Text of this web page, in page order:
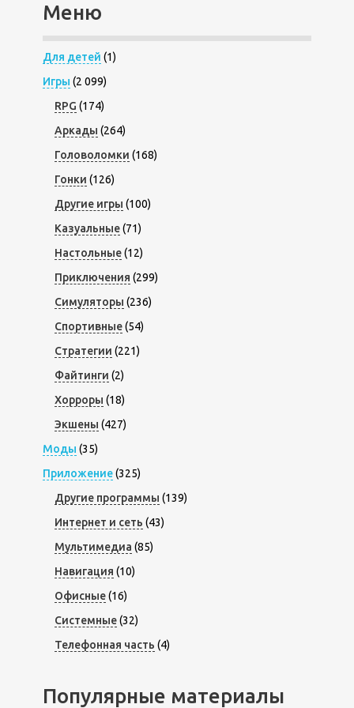
Меню
Для детей (1)
Игры (2 099)
RPG (174)
Аркады (264)
Головоломки (168)
Гонки (126)
Другие игры (100)
Казуальные(71)
Настольные(12)
Приключения (299)
Симуляторы (236)
Спортивные(54)
Стратегии (221)
Файтинги (2)
Хорроры (18)
Экшены (427)
Моды (35)
Приложение(325)
Другие программы (139)
Интернет и сеть (43)
Мультимедиа (85)
Навигация (10)
Офисные(16)
Системные(32)
Телефонная часть (4)
Популярные материалы